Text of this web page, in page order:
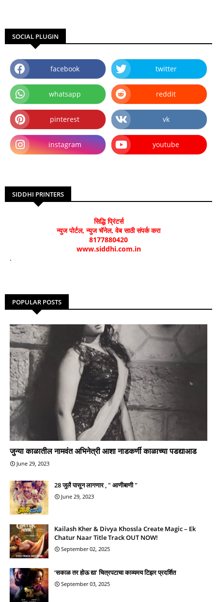
SOCIAL PLUGIN
facebook twitter
whatsapp reddit
pinterest vk
instagram youtube
SIDDHI PRINTERS
सिद्धि प्रिंटर्स
न्युज पोर्टल, न्युज चॅनेल, वेब साठी संपर्क करा
8177880420
www.siddhi.com.in
.
POPULAR POSTS
जुन्या काळातील नामवंत अभिनेत्री आशा नाडकर्णी काळाच्या पडद्याआड
June 29, 2023
28 जुलै पासून लागणार , " आणीबाणी "
June 29, 2023
Kailash Kher & Divya Khossla Create Magic – Ek
Chatur Naar Title Track OUT NOW!
September 02, 2025
‘सकाळ तर होऊ द्या’ चित्रपटाचा काव्यमय टिझर प्रदर्शित
September 03, 2025